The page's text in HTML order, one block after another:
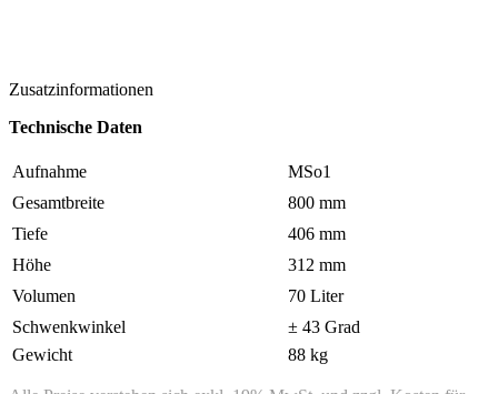
Zusatzinformationen
Technische Daten
Aufnahme
MSo1
Gesamtbreite
800 mm
Tiefe
406 mm
Höhe
312 mm
Volumen
70 Liter
Schwenkwinkel
± 43 Grad
Gewicht
88 kg